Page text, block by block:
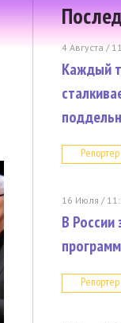
4 Августа /
Каждый
Репортер
16 Июля /
В России
Репортер